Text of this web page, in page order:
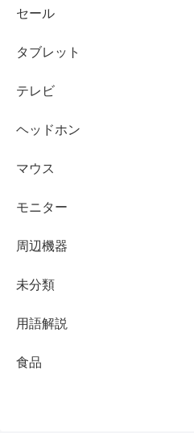
セール
タブレット
テレビ
ヘッドホン
マウス
モニター
周辺機器
未分類
用語解説
食品